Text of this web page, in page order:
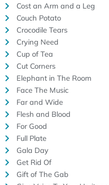
Cost an Arm and a Leg
Couch Potato
Crocodile Tears
Crying Need
Cup of Tea
Cut Corners
Elephant in The Room
Face The Music
Far and Wide
Flesh and Blood
For Good
Full Plate
Gala Day
Get Rid Of
Gift of The Gab